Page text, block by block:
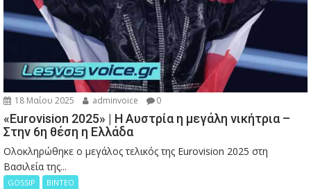
18 Μαΐου 2025 adminvoice 0
«Eurovision 2025» | Η Αυστρία η μεγάλη νικήτρια –
Στην 6η θέση η Ελλάδα
Ολοκληρώθηκε ο μεγάλος τελικός της Eurovision 2025 στη
Βασιλεία της...
GOSSIP ΒΙΝΤΕΟ